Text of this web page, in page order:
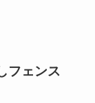
フェンス